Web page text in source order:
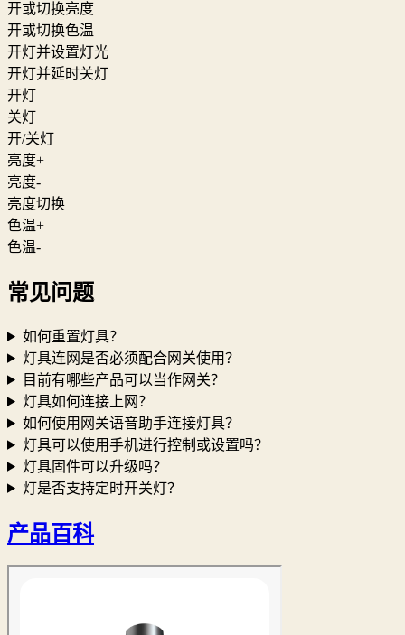
开或切换亮度
开或切换色温
开灯并设置灯光
开灯并延时关灯
开灯
关灯
开/关灯
亮度+
亮度-
亮度切换
色温+
色温-
常见问题
如何重置灯具？
灯具连网是否必须配合网关使用？
目前有哪些产品可以当作网关？
灯具如何连接上网？
如何使用网关语音助手连接灯具？
灯具可以使用手机进行控制或设置吗？
灯具固件可以升级吗？
灯是否支持定时开关灯？
产品百科